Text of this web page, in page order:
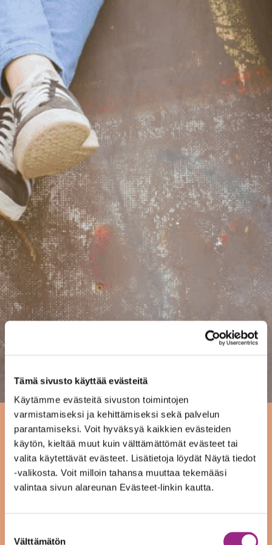
Tämä sivusto käyttää evästeitä
Käytämme evästeitä sivuston toimintojen
varmistamiseksi ja kehittämiseksi sekä palvelun
parantamiseksi. Voit hyväksyä kaikkien evästeiden
käytön, kieltää muut kuin välttämättömät evästeet tai
valita käytettävät evästeet. Lisätietoja löydät Näytä tiedot
-valikosta. Voit milloin tahansa muuttaa tekemääsi
valintaa sivun alareunan Evästeet-linkin kautta.
Välttämätön
Koronan vaikutus
toimintaamme